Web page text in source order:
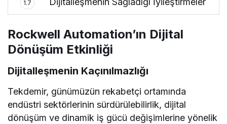
1.7
Rockwell Automation’ın Dijital
Dönüşüm Etkinliği
Dijitalleşmenin Kaçınılmazlığı
Tekdemir, günümüzün rekabetçi ortamında
endüstri sektörlerinin sürdürülebilirlik, dijital
dönüşüm ve dinamik iş gücü değişimlerine yönelik